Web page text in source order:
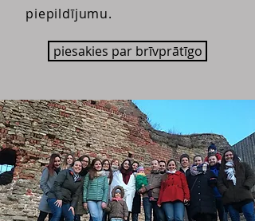
piepildījumu.
piesakies par brīvprātīgo